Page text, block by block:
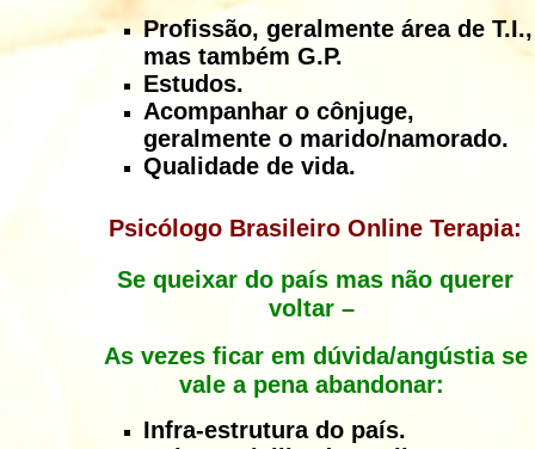
Profissão, geralmente área de T.I.,
mas também G.P.
Estudos.
Acompanhar o cônjuge,
geralmente o marido/namorado.
Qualidade de vida.
Psicólogo Brasileiro Online Terapia:
Se queixar do país mas não querer
voltar –
As vezes ficar em dúvida/angústia se
vale a pena abandonar:
Infra-estrutura do país.